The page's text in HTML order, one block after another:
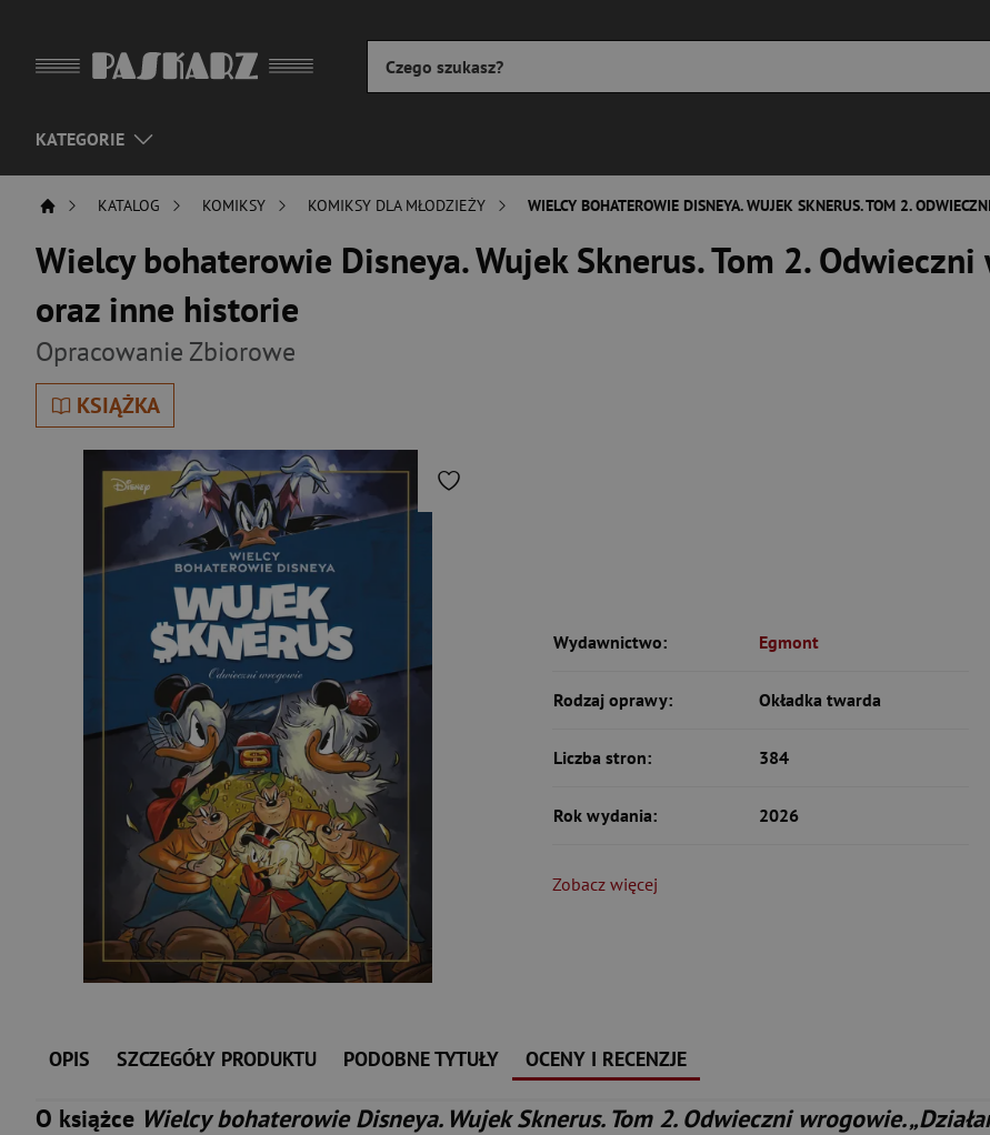
KATEGORIE
KATALOG KOMIKSY KOMIKSY DLA MŁODZIEŻY WIELCY BOHATEROWIE DISNEYA. WUJEK SKNERUS. TOM 2.
Wielcy bohaterowie Disneya. Wujek Sknerus. Tom 2. Odwieczni
oraz inne historie
Opracowanie Zbiorowe
KSIĄŻKA
Wydawnictwo: Egmont
Rodzaj oprawy: Okładka twarda
Liczba stron: 384
Rok wydania: 2026
Zobacz więcej
OPIS SZCZEGÓŁY PRODUKTU PODOBNE TYTUŁY OCENY I RECENZJE
O książce Wielcy bohaterowie Disneya. Wujek Sknerus. Tom 2. Odwieczni wrogowie.